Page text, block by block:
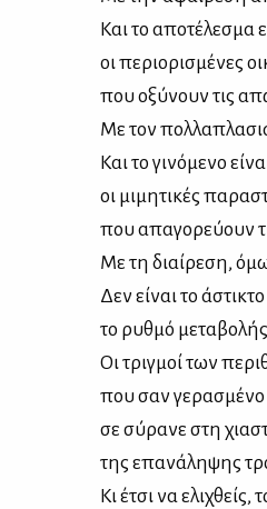
Και το απο­τέ­λε­σμα
οι πε­ριο­ρι­σμέ­νες
που οξύ­νουν τις
Με τον
Και το γι­νό­με­νο
οι μι­μη­τι­κές
που απα­γο­ρεύ­ουν
Με τη διαί­ρε­ση,
Δεν εί­ναι το
το ρυθ­μό
Οι τριγ­μοί των
που σαν
σε σύ­ρα­νε στη
της επα­νά­λη­ψης
Κι έτσι να ελι­χθείς,